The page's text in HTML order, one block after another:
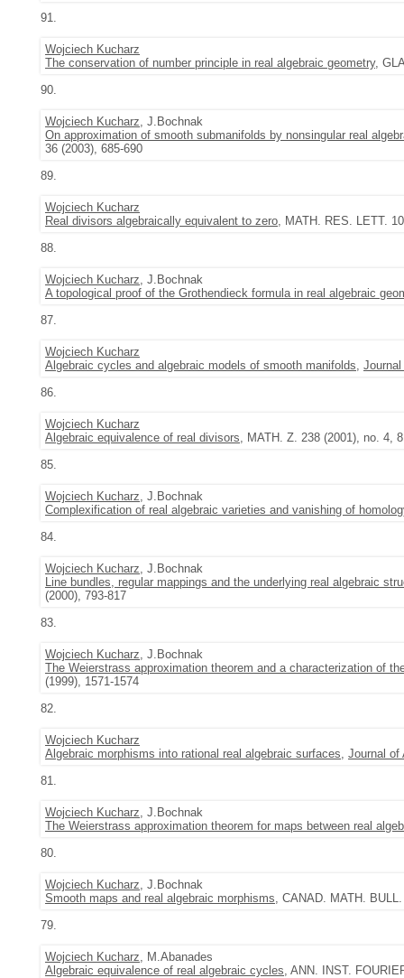
91.
Wojciech Kucharz
The conservation of number principle in real algebraic geometry,
90.
Wojciech Kucharz, J.Bochnak
On approximation of smooth submanifolds by nonsingular real
36 (2003), 685-690
89.
Wojciech Kucharz
Real divisors algebraically equivalent to zero, MATH. RES. LETT.
88.
Wojciech Kucharz, J.Bochnak
A topological proof of the Grothendieck formula in real algebraic
87.
Wojciech Kucharz
Algebraic cycles and algebraic models of smooth manifolds,
86.
Wojciech Kucharz
Algebraic equivalence of real divisors, MATH. Z. 238 (2001), no. 4,
85.
Wojciech Kucharz, J.Bochnak
Complexification of real algebraic varieties and vanishing of
84.
Wojciech Kucharz, J.Bochnak
Line bundles, regular mappings and the underlying real algebraic
(2000), 793-817
83.
Wojciech Kucharz, J.Bochnak
The Weierstrass approximation theorem and a characterization of
(1999), 1571-1574
82.
Wojciech Kucharz
Algebraic morphisms into rational real algebraic surfaces, Journal of
81.
Wojciech Kucharz, J.Bochnak
The Weierstrass approximation theorem for maps between real
80.
Wojciech Kucharz, J.Bochnak
Smooth maps and real algebraic morphisms, CANAD. MATH.
79.
Wojciech Kucharz, M.Abanades
Algebraic equivalence of real algebraic cycles, ANN. INST.